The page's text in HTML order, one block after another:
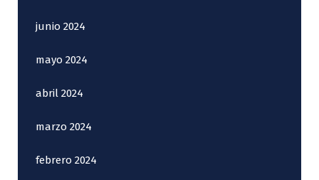
junio 2024
mayo 2024
abril 2024
marzo 2024
febrero 2024